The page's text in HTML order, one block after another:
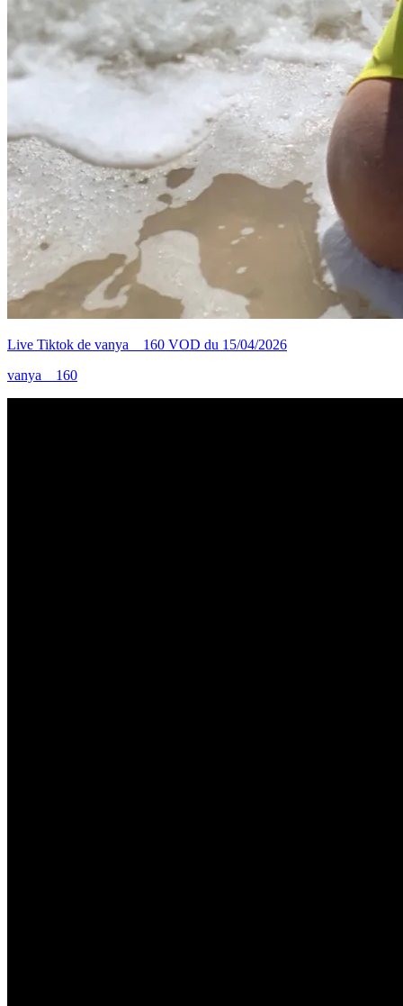
Live Tiktok de vanya__160 VOD du 15/04/2026
vanya__160